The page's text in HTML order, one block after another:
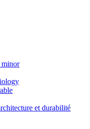
minor
et durabilité